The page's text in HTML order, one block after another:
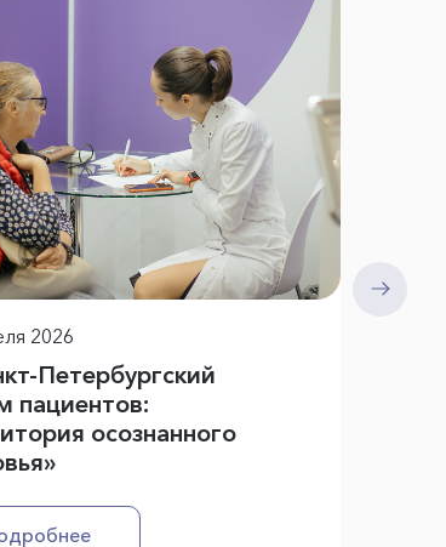
2026
Петербургский
пациентов:
осознанного